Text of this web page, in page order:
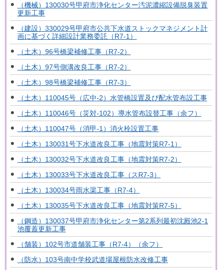
（機械）130030号甲府市浄化センター汚泥濃縮設備脱臭装置
更新工事
（建設）330029号甲府市公共下水道ストックマネジメント計
画に基づく詳細設計業務委託（R7-1）
（土木）96号橋梁補修工事（R7-2）
（土木）97号側溝改良工事（R7-2）
（土木）98号橋梁補修工事（R7-3）
（土木）110045号（広中-2）水管橋設置及び配水管布設工事
（土木）110046号（災対-102）導水管布設替工事（余フ）
（土木）110047号（消甲-1）消火栓設置工事
（土木）130031号下水道改良工事（地震対策R7-1）
（土木）130032号下水道改良工事（地震対策R7-2）
（土木）130033号下水道改良工事（スR7-3）
（土木）130034号雨水渠工事（R7-4）
（土木）130035号下水道改良工事（地震対策R7-5）
（鋼造）130037号甲府市浄化センター第2系列最初沈殿池2-1
池覆蓋更新工事
（舗装）102号市道舗装工事（R7-4）（余フ）
（防水）103号南中学校武道場屋根防水改修工事